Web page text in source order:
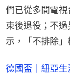
們已從多間電
束後退役；不
示，「不排除」
德國盃｜紐亞